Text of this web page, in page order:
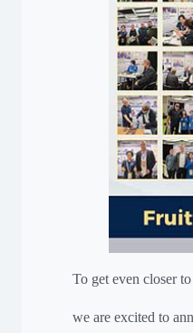
To get even closer
we are excited to